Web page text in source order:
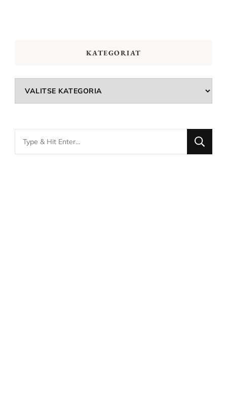
KATEGORIAT
for